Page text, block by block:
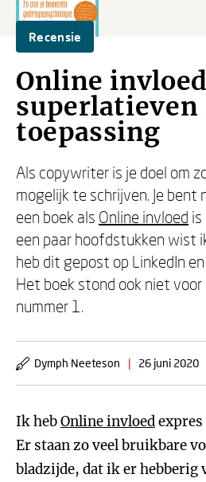
Recensie
Online
toepassing
Als copywriter is je doel om
mogelijk te schrijven. Je bent
een boek als Online invloed is
een paar hoofdstukken wist
heb dit gepost op LinkedIn
Het boek stond ook niet voor
nummer 1.
Dymph Neeteson | 26 juni 2020
Ik hebOnline invloedexpres
Er staan zo veel bruikbare
bladzijde, dat ik er hebberig